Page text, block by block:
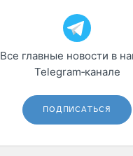
Все главные новости в
Telegram‑канале
ПОДПИСАТЬСЯ